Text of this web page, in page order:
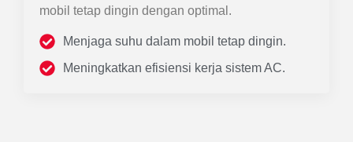
mobil tetap dingin dengan optimal.
Menjaga suhu dalam mobil tetap dingin.
Meningkatkan efisiensi kerja sistem AC.